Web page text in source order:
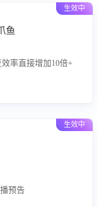
生效中
鱼
率直接增加10倍+
生效中
预告